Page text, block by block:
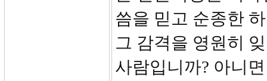
씀을 믿고 순종한
그 감격을 영원히
사람입니까? 아니